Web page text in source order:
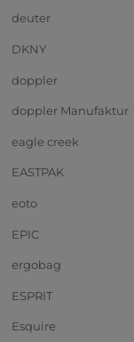
deuter
DKNY
doppler
doppler Manufaktur
eagle creek
EASTPAK
eoto
EPIC
ergobag
ESPRIT
Esquire